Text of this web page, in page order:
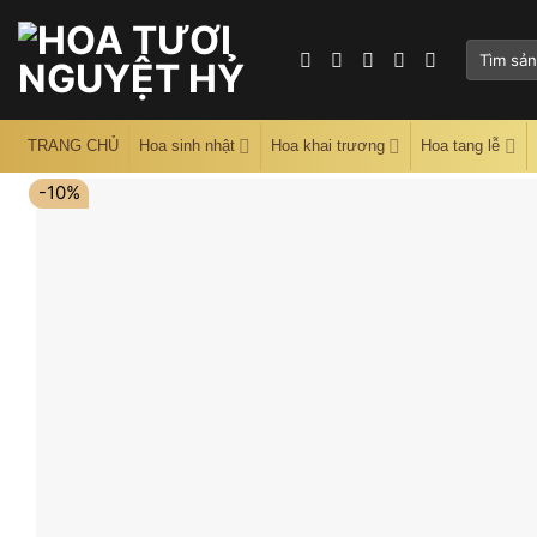
content
Tìm
TRANG CHỦ Hoa sinh nhật Hoa khai trương Hoa tang lễ
-10%